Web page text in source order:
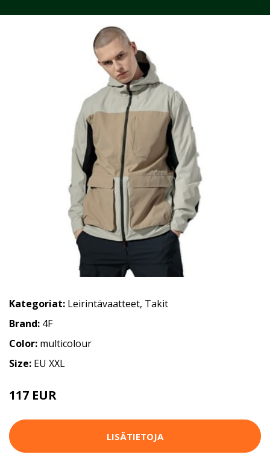
Kategoriat: Leirintävaatteet, Takit
Brand: 4F
Color: multicolour
Size: EU XXL
117 EUR
LISÄTIETOJA